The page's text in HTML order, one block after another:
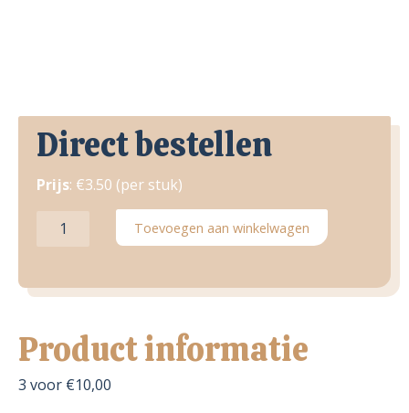
Direct bestellen
Prijs: €3.50 (per stuk)
Zalm
Toevoegen aan winkelwagen
Product informatie
3 voor €10,00